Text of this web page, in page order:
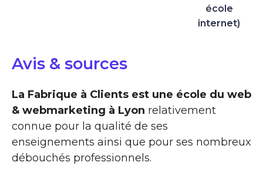
école
internet)
Avis & sources
La Fabrique à Clients est une école du web
& webmarketing à Lyon relativement
connue pour la qualité de ses
enseignements ainsi que pour ses nombreux
débouchés professionnels.